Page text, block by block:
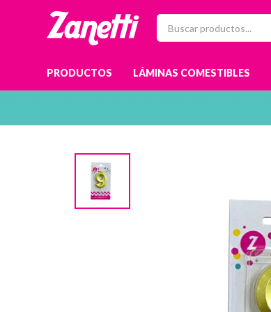
PRODUCTOS LÁMINAS COMESTIBLES